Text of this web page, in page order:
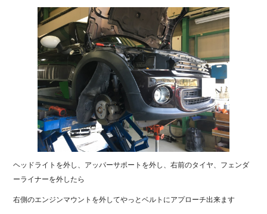
ヘッドライトを外し、アッパーサポートを外し、右前のタイヤ、フェンダ
ーライナーを外したら
右側のエンジンマウントを外してやっとベルトにアプローチ出来ます